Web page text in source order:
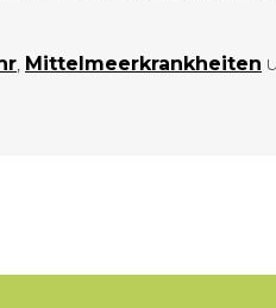
, Mittelmeer­krankheiten